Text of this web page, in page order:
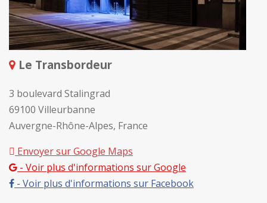
Le Transbordeur
3 boulevard Stalingrad
69100 Villeurbanne
Auvergne-Rhône-Alpes, France
Envoyer sur Google Maps
- Voir plus d'informations sur Google
- Voir plus d'informations sur Facebook